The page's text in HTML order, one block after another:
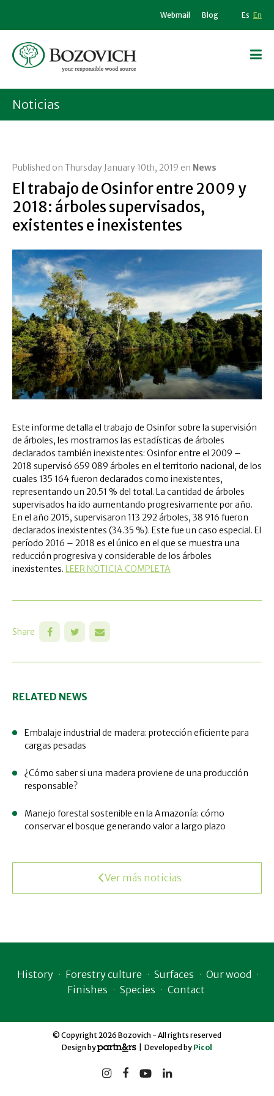
Webmail Blog Es En
Noticias
Published on Thursday January 10th, 2019 en News
El trabajo de Osinfor entre 2009 y
2018: árboles supervisados,
existentes e inexistentes
Este informe detalla el trabajo de Osinfor sobre la supervisión
de árboles, les mostramos las estadísticas de árboles
declarados también inexistentes: Osinfor entre el 2009 –
2018 supervisó 659 089 árboles en el territorio nacional, de los
cuales 135 164 fueron declarados como inexistentes,
representando un 20.51 % del total. La cantidad de árboles
supervisados ha ido aumentando progresivamente por año.
En el año 2015, supervisaron 113 292 árboles, 38 916 fueron
declarados inexistentes (34.35 %). Este fue un caso especial. El
período 2016 – 2018 es el único en el que se muestra una
reducción progresiva y considerable de los árboles
inexistentes. LEER NOTICIA COMPLETA
Share
RELATED NEWS
Embalaje industrial de madera: protección eficiente para
cargas pesadas
¿Cómo saber si una madera proviene de una producción
responsable?
Manejo forestal sostenible en la Amazonía: cómo
conservar el bosque generando valor a largo plazo
Ver más noticias
History Forestry culture Surfaces
Our wood
Finishes
Species Contact
© Copyright 2026 Bozovich - All rights reserved
Design by
| Developed by Picol